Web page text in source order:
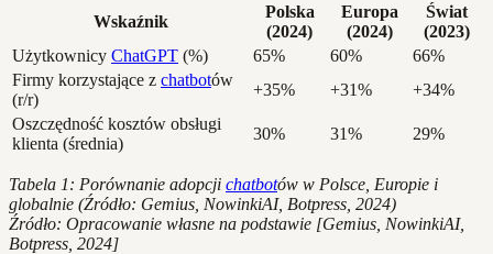
Wskaźnik
Polska
(2024)
Europa
(2024)
Świat
(2023)
Użytkownicy ChatGPT (%) 65% 60%
66%
Firmy korzystające z chatbotów
(r/r)
+35% +31%
+34%
Oszczędność kosztów obsługi
klienta (średnia)
30% 31% 29%
Tabela 1: Porównanie adopcji chatbotów w Polsce, Europie i
globalnie (Źródło: Gemius, NowinkiAI, Botpress, 2024)
Źródło: Opracowanie własne na podstawie [Gemius, NowinkiAI,
Botpress, 2024]